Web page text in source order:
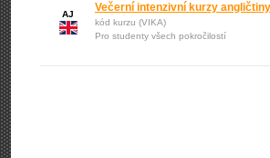
AJ
Večerní intenzivní kurzy
kód kurzu (VIKA)
Pro studenty všech pokročilostí